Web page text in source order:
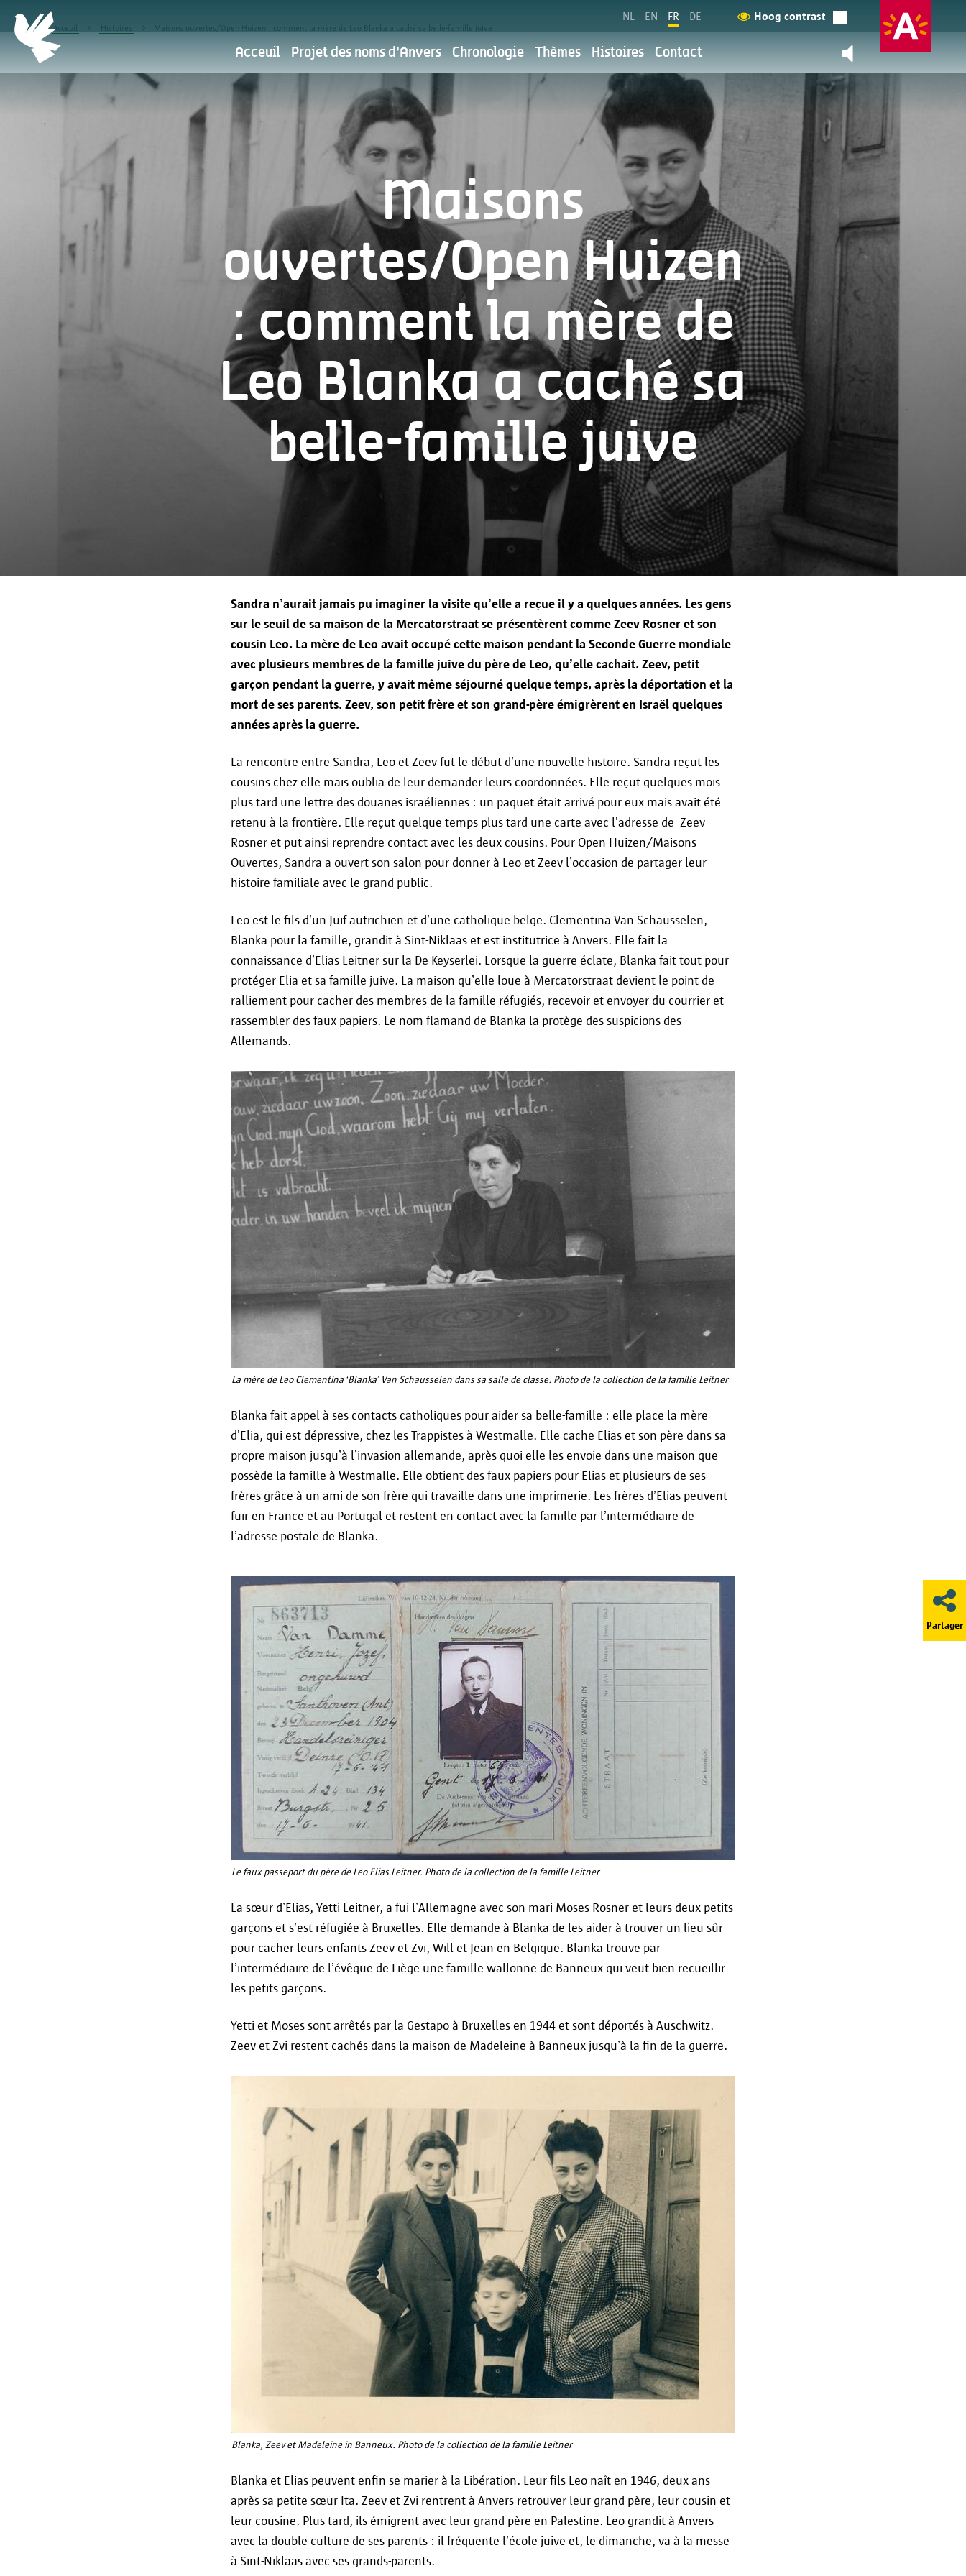
Acceuil Maisons ouvertes/Open Huizen : comment la mère de Leo Blanka a caché sa belle-famille juive
NL EN FR DE Hoog contrast
Acceuil Projet des noms d'Anvers Chronologie Thèmes Histoires Contact
Maisons
ouvertes/Open Huizen
: comment la mère de
Leo Blanka a caché sa
belle-famille juive
Partager
Sandra n’aurait jamais pu imaginer la visite qu’elle a reçue il y a quelques années. Les gens
sur le seuil de sa maison de la Mercatorstraat se présentèrent comme Zeev Rosner et son
cousin Leo. La mère de Leo avait occupé cette maison pendant la Seconde Guerre mondiale
avec plusieurs membres de la famille juive du père de Leo, qu’elle cachait. Zeev, petit
garçon pendant la guerre, y avait même séjourné quelque temps, après la déportation et la
mort de ses parents. Zeev, son petit frère et son grand-père émigrèrent en Israël quelques
années après la guerre.
La rencontre entre Sandra, Leo et Zeev fut le début d’une nouvelle histoire. Sandra reçut les
cousins chez elle mais oublia de leur demander leurs coordonnées. Elle reçut quelques mois
plus tard une lettre des douanes israéliennes : un paquet était arrivé pour eux mais avait été
retenu à la frontière. Elle reçut quelque temps plus tard une carte avec l’adresse de Zeev
Rosner et put ainsi reprendre contact avec les deux cousins. Pour Open Huizen/Maisons
Ouvertes, Sandra a ouvert son salon pour donner à Leo et Zeev l’occasion de partager leur
histoire familiale avec le grand public.
Leo est le fils d’un Juif autrichien et d’une catholique belge. Clementina Van Schausselen,
Blanka pour la famille, grandit à Sint-Niklaas et est institutrice à Anvers. Elle fait la
connaissance d’Elias Leitner sur la De Keyserlei. Lorsque la guerre éclate, Blanka fait tout pour
protéger Elia et sa famille juive. La maison qu’elle loue à Mercatorstraat devient le point de
ralliement pour cacher des membres de la famille réfugiés, recevoir et envoyer du courrier et
rassembler des faux papiers. Le nom flamand de Blanka la protège des suspicions des
Allemands.
La mère de Leo Clementina ‘Blanka’ Van Schausselen dans sa salle de classe. Photo de la collection de la famille Leitner
Blanka fait appel à ses contacts catholiques pour aider sa belle-famille : elle place la mère
d’Elia, qui est dépressive, chez les Trappistes à Westmalle. Elle cache Elias et son père dans sa
propre maison jusqu’à l’invasion allemande, après quoi elle les envoie dans une maison que
possède la famille à Westmalle. Elle obtient des faux papiers pour Elias et plusieurs de ses
frères grâce à un ami de son frère qui travaille dans une imprimerie. Les frères d’Elias peuvent
fuir en France et au Portugal et restent en contact avec la famille par l’intermédiaire de
l’adresse postale de Blanka.
Le faux passeport du père de Leo Elias Leitner. Photo de la collection de la famille Leitner
La sœur d’Elias, Yetti Leitner, a fui l’Allemagne avec son mari Moses Rosner et leurs deux petits
garçons et s’est réfugiée à Bruxelles. Elle demande à Blanka de les aider à trouver un lieu sûr
pour cacher leurs enfants Zeev et Zvi, Will et Jean en Belgique. Blanka trouve par
l’intermédiaire de l’évêque de Liège une famille wallonne de Banneux qui veut bien recueillir
les petits garçons.
Yetti et Moses sont arrêtés par la Gestapo à Bruxelles en 1944 et sont déportés à Auschwitz.
Zeev et Zvi restent cachés dans la maison de Madeleine à Banneux jusqu’à la fin de la guerre.
Blanka, Zeev et Madeleine in Banneux. Photo de la collection de la famille Leitner
Blanka et Elias peuvent enfin se marier à la Libération. Leur fils Leo naît en 1946, deux ans
après sa petite sœur Ita. Zeev et Zvi rentrent à Anvers retrouver leur grand-père, leur cousin et
leur cousine. Plus tard, ils émigrent avec leur grand-père en Palestine. Leo grandit à Anvers
avec la double culture de ses parents : il fréquente l’école juive et, le dimanche, va à la messe
à Sint-Niklaas avec ses grands-parents.
Politique de confidentialité Choix des cookies Contactez-nous
Politique de confidentialité
Antwerpen Herdenkt fait partie de la ville d'Anvers. Pour la ville d'Anvers, la communication et la prestation de services
numériques sont primordiales. Nous souhaitons le faire en respectant votre vie privée. Vous pouvez en savoir plus à ce sujet
ici.
Pour quelles raisons utilisons-nous vos
données personelles?
Transfert à d'autres parties
Période de conservation
Pour quelles raisons utilisons-nous vos données personelles?
Les données personnelles que vous avez communiquées seront traitées par la ville
d'Anvers, Grote Markt 1, 2000 Anvers.
Vos données seront utilisées uniquement pour fournir des services, communiquer
de manière ciblée, offrir une expérience d'utilisation efficace et personnelle, et
respecter les obligations légales.
Vous avez donné votre consentement pour le traitement des newsletters.
La ville d'Anvers ne transmet vos données personnelles à des tiers que pour :
Fournir les informations demandées par vous ;
Réaliser les services que vous avez demandés (en ligne) ;
Si vous souhaitez savoir si vos données sont transmises à des tiers dans un cas
spécifique, vous pouvez nous contacter à informatieveiligheid@antwerpen.be.
Période de conservation
Vos données personnelles sont traitées et conservées aussi longtemps que
souhaitez savoir combien de temps vos données sont conservées dans un cas
spécifique, vous pouvez nous contacter à informatieveiligheid@antwerpen.be.
Après expiration de la période de conservation, vos données personnelles sont
Vos droits
Conformément au règlement (UE) 2016/679 du 27 avril 2016, également connu
sous le nom de Règlement Général sur la Protection des Données (RGPD), vous
avez le droit d'accès, de rectification et, le cas échéant, de suppression de vos
données. Pour exercer ces droits, veuillez
contacter informatieveiligheid@antwerpen.be.
De plus, vous avez également le droit de déposer une plainte auprès des autorités
de surveillance si vous estimez que vos données sont traitées de manière
incorrecte. Vous pouvez vous adresser à la Commission de Surveillance flamande
ou à l'Autorité de Protection des Données à cet effet.
Koning Albert II Laan 15
1210 Bruxelles
Tél. : +32 2 553 20 85
contact@toezichtcommissie.be
Autorité de Protection des Données
Tél. : +32 2/274.48.00
Fax : +32 2/274.48.35
contact@apd-gba.be
Si vous avez des questions concernant le traitement de vos données personnelles
tel que décrit dans cette déclaration, vous pouvez toujours contacter notre
responsable de la protection des données
via informatieveiligheid@antwerpen.be
Enregistrer les préférences